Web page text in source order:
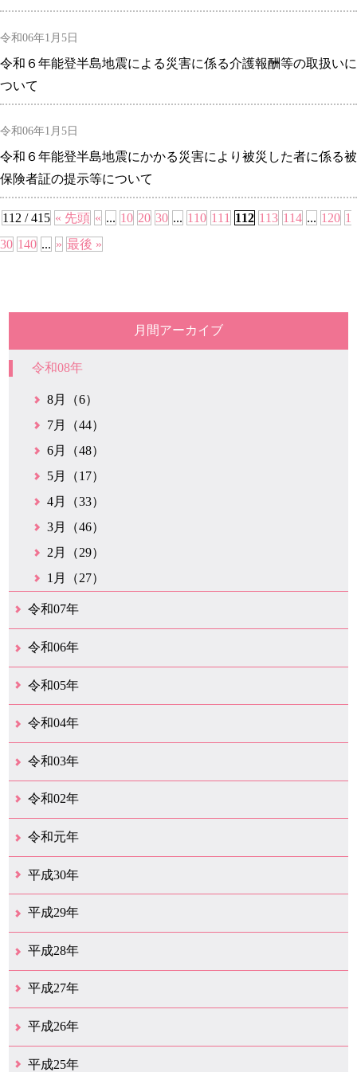
令和06年1月5日
令和６年能登半島地震による災害に係る介護報酬等の取扱いに
ついて
令和06年1月5日
令和６年能登半島地震にかかる災害により被災した者に係る被
保険者証の提示等について
112 / 415 « 先頭 « ... 10 20 30 ... 110 111 112 113 114 ... 120 1
30 140 ... » 最後 »
月間アーカイブ
令和08年
8月（6）
7月（44）
6月（48）
5月（17）
4月（33）
3月（46）
2月（29）
1月（27）
令和07年
12月（51）
11月（42）
10月（35）
9月（35）
8月（26）
7月（25）
6月（37）
5月（26）
4月（35）
3月（33）
2月（35）
1月（24）
令和06年
12月（45）
11月（37）
10月（31）
9月（29）
8月（35）
7月（29）
6月（33）
5月（31）
4月（46）
3月（52）
2月（21）
1月（72）
令和05年
12月（37）
11月（31）
10月（30）
9月（30）
8月（26）
7月（29）
6月（19）
5月（27）
4月（28）
3月（39）
2月（21）
1月（23）
令和04年
12月（41）
11月（21）
10月（32）
9月（33）
8月（31）
7月（25）
6月（29）
5月（16）
4月（48）
3月（42）
2月（23）
1月（31）
令和03年
12月（26）
11月（25）
10月（18）
9月（33）
8月（25）
7月（28）
6月（24）
5月（24）
4月（35）
3月（68）
2月（18）
1月（44）
令和02年
12月（39）
11月（18）
10月（25）
9月（20）
8月（31）
7月（28）
6月（41）
5月（36）
4月（49）
3月（68）
2月（38）
1月（12）
令和元年
12月（19）
11月（19）
10月（32）
9月（22）
8月（15）
7月（18）
6月（24）
5月（11）
4月（41）
3月（19）
2月（10）
1月（8）
平成30年
12月（15）
11月（11）
10月（17）
9月（14）
8月（11）
7月（41）
6月（12）
5月（13）
4月（21）
3月（35）
2月（12）
1月（11）
平成29年
12月（12）
11月（11）
10月（16）
9月（19）
8月（15）
7月（19）
6月（4）
5月（9）
4月（6）
3月（9）
2月（1）
1月（4）
平成28年
12月（6）
11月（7）
10月（10）
9月（11）
8月（5）
7月（10）
6月（9）
5月（8）
4月（20）
3月（31）
2月（11）
1月（6）
平成27年
12月（15）
11月（9）
10月（6）
9月（9）
8月（3）
7月（10）
6月（14）
5月（10）
4月（23）
3月（29）
2月（17）
1月（9）
平成26年
12月（11）
11月（11）
10月（9）
9月（11）
8月（12）
7月（9）
6月（12）
5月（5）
4月（14）
3月（12）
2月（8）
1月（9）
平成25年